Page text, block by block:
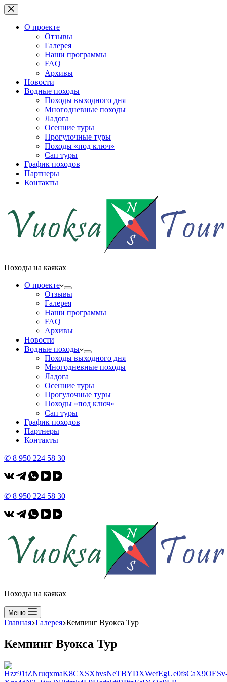
Перейти
к
сути
О проекте
Отзывы
Галерея
Наши программы
FAQ
Архивы
Новости
Водные походы
Походы выходного дня
Многодневные походы
Ладога
Осенние туры
Прогулочные туры
Походы «под ключ»
Сап туры
График походов
Партнеры
Контакты
Походы на каяках
О проекте
Отзывы
Галерея
Наши программы
FAQ
Архивы
Новости
Водные походы
Походы выходного дня
Многодневные походы
Ладога
Осенние туры
Прогулочные туры
Походы «под ключ»
Сап туры
График походов
Партнеры
Контакты
✆ 8 950 224 58 30
✆ 8 950 224 58 30
Походы на каяках
Меню
Главная Галерея Кемпинг Вуокса Тур
Кемпинг Вуокса Тур